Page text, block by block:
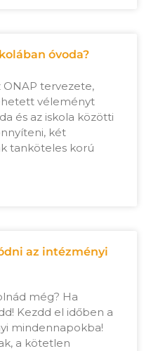
óvoda?
tervezete,
véleményt
és az iskola közötti
két
tanköteles korú
az intézményi
még? Ha
Kezdd el időben a
mindennapokba!
a kötetlen